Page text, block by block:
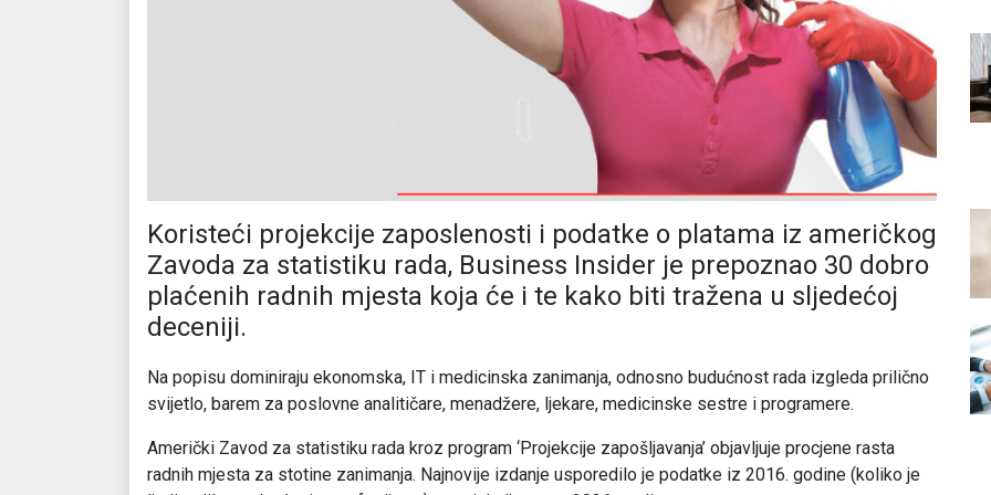
Koristeći projekcije zaposlenosti i podatke o platama iz američkog
Zavoda za statistiku rada, Business Insider je prepoznao 30 dobro
plaćenih radnih mjesta koja će i te kako biti tražena u sljedećoj
deceniji.
Na popisu dominiraju ekonomska, IT i medicinska zanimanja, odnosno budućnost rada izgleda prilično
svijetlo, barem za poslovne analitičare, menadžere, ljekare, medicinske sestre i programere.
Američki Zavod za statistiku rada kroz program ‘Projekcije zapošljavanja’ objavljuje procjene rasta
radnih mjesta za stotine zanimanja. Najnovije izdanje usporedilo je podatke iz 2016. godine (koliko je